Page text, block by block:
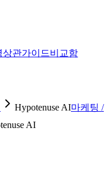
상관가이드비교함
Hypotenuse AI마케팅 /
AI